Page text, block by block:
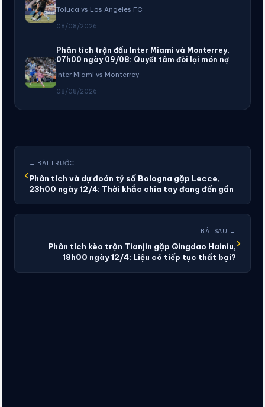
Toluca vs Los Angeles FC
08/08/2026
Phân tích trận đấu Inter Miami và Monterrey,
07h00 ngày 09/08: Quyết tâm đòi lại món nợ
Inter Miami vs Monterrey
08/08/2026
‹
← BÀI TRƯỚC
Phân tích và dự đoán tỷ số Bologna gặp Lecce,
23h00 ngày 12/4: Thời khắc chia tay đang đến gần
BÀI SAU →
Phân tích kèo trận Tianjin gặp Qingdao Hainiu,
18h00 ngày 12/4: Liệu có tiếp tục thất bại?
›